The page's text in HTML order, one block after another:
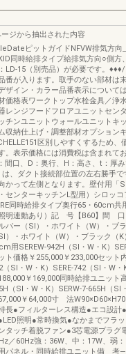
ジから抽出された内容
ピットガイドNFVW排気方向
同時給排タイプ給排気方向○側方
LD-15（別売品）が必要です。
番が入ります。取手のない部材は
ザイン・カラー品番表示について
価格表ワークトップ水栓金具／浄
レンジフードフロアユニットセン
チンユニットウォールユニットキ
収納仕上げ・調整部材オプション
区別しやすくするため、
。表示価格には消費税は含まれて
間口、D：奥行、H：高さ、t：厚
は、ダクト接続部位置の左右勝手
かって左側となります。壁付用「
センターキッチンL型用）シロッ
同時給排タイプ奥行65・60cm共
照明連動あり）記 号【B60】間
バー（SⅠ）・ホワイト（W）・ブ
SⅠ）・ホワイト（W）・ブラック
用SEREW-942H（SI・W・K）
ト価格￥255,000￥233,000セット
（SI・W・K）SERE-742（SI・W
￥169,000同時給排ユニット
（SI・W・K）SERW-7-665H（
￥64,000寸 法
長●フィルターレス構造●エコ設
照明●常時換気●なかまでフラ
タッチ着脱ファン●3芯電源プラグ
／60Hz強：36W、中：17W、弱
パネル・同時給排ユニット備 考